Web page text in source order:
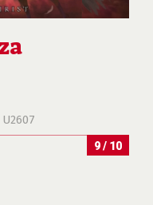
U2607
9 / 10